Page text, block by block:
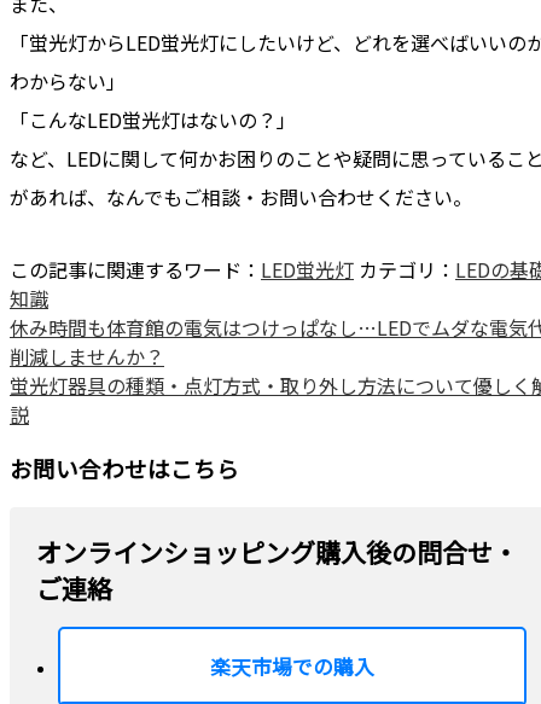
「蛍光灯からLED蛍光灯にしたいけど、どれを選べばいいの
わからない」
「こんなLED蛍光灯はないの？」
など、LEDに関して何かお困りのことや疑問に思っているこ
があれば、 なんでもご相談・お問い合わせください。
この記事に関連するワード： LED蛍光灯 カテゴリ： LEDの基
知識
休み時間も体育館の電気はつけっぱなし…LEDでムダな電気
削減しませんか？
蛍光灯器具の種類・点灯方式・取り外し方法について優しく
説
お問い合わせはこちら
オンラインショッピング購入後の問合せ・
ご連絡
楽天市場での購入